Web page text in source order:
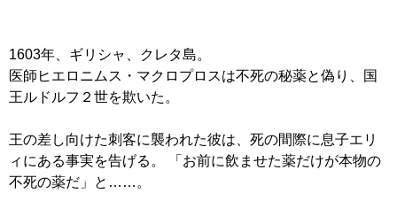
1603年、ギリシャ、クレタ島。
医師ヒエロニムス・マクロプロスは不死の秘薬と偽り、国
王ルドルフ２世を欺いた。
王の差し向けた刺客に襲われた彼は、死の間際に息子エリ
ィにある事実を告げる。 「お前に飲ませた薬だけが本物の
不死の薬だ」と……。